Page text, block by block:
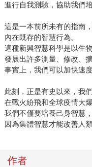
進行自我測驗，協助我們
這是一本前所未有的指南
內在既存的智慧行為。
這種新興智慧科學是以生
發展出許多測量、修改、
事實上，我們可以加快速
此刻，正是有史以來，我
在戰火紛飛和全球疫情大
我們不僅要培養己身智慧
因為集體智慧才能改善人
作者